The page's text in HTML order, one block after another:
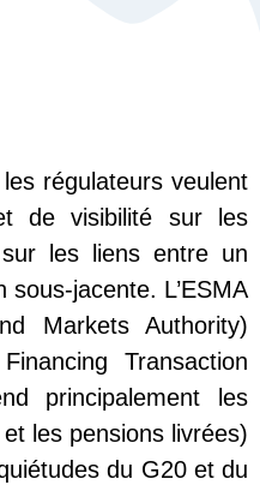
régulateurs veulent
de visibilité sur les
les liens entre un
jacente. L’ESMA
Markets Authority)
Transaction
principalement les
les pensions livrées)
du G20 et du